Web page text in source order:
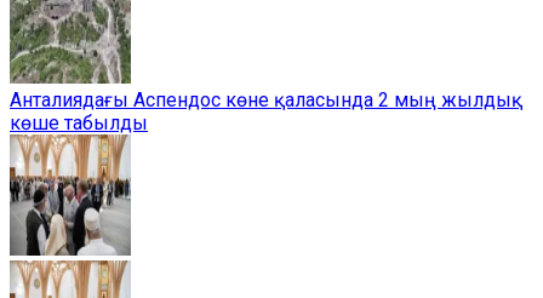
Анталиядағы Аспендос көне қаласында 2 мың жылдық
көше табылды